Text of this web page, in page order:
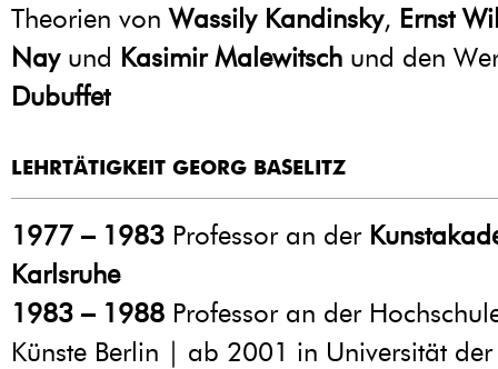
Theorien vonWassily Kandinsky, Ernst
Nayund Kasimir Malewitsch und den
Dubuffet
LEHRTÄTIGKEIT GEORG BASELITZ
1977 – 1983 Professor an der
Karlsruhe
1983 – 1988 Professor an der
Künste Berlin | ab 2001 in Universität der